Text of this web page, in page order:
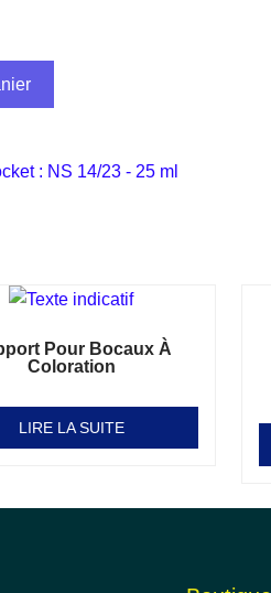
: NS 14/23 - 25 ml
Pour Bocaux À
Coloration
LIRE LA SUITE